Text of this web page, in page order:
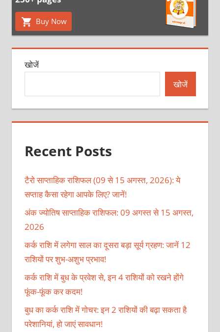
Buy Now
खोजें
खोजें
Recent Posts
टैरो साप्ताहिक राशिफल (09 से 15 अगस्त, 2026): ये
सप्ताह कैसा रहेगा आपके लिए? जानें!
अंक ज्योतिष साप्ताहिक राशिफल: 09 अगस्त से 15 अगस्त,
2026
कर्क राशि में लगेगा साल का दूसरा बड़ा सूर्य ग्रहण: जानें 12
राशियों पर शुभ-अशुभ प्रभाव!
कर्क राशि में बुध के प्रवेश से, इन 4 राशियों को रखने होंगे
फूंक-फूंक कर कदम!
बुध का कर्क राशि में गोचर: इन 2 राशियों की बढ़ा सकता है
परेशानियां, हो जाएं सावधान!